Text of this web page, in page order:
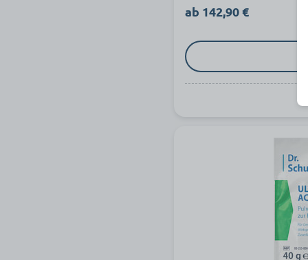
ab 142,90 €